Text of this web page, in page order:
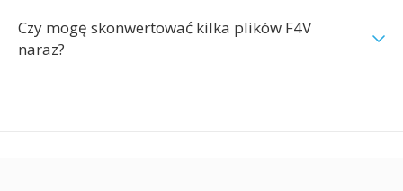
Czy mogę skonwertować kilka plików F4V
naraz?